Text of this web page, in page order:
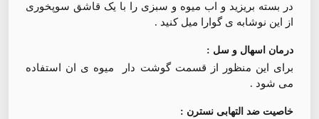
در بسته بریزید و اب میوه و سبزی را با یک قاشق سوپخوری
از این نوشابه ی گوارا میل کنید .
درمان اسهال و سل :
برای این منظور از قسمت گوشت دار میوه ی ان استفاده
می شود .
خاصیت ضد التهابی نسترن :